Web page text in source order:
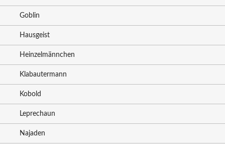
Goblin
Hausgeist
Heinzelmännchen
Klabautermann
Kobold
Leprechaun
Najaden